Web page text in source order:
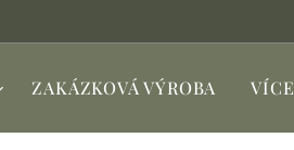
ZAKÁZKOVÁ VÝROBA VÍCE